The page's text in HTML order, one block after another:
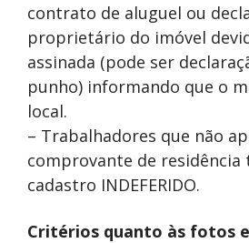
contrato de aluguel ou
proprietário do imóvel
assinada (pode ser
punho) informando que o
local.
– Trabalhadores que não
comprovante de residência
cadastro INDEFERIDO.
Critérios quanto às fotos